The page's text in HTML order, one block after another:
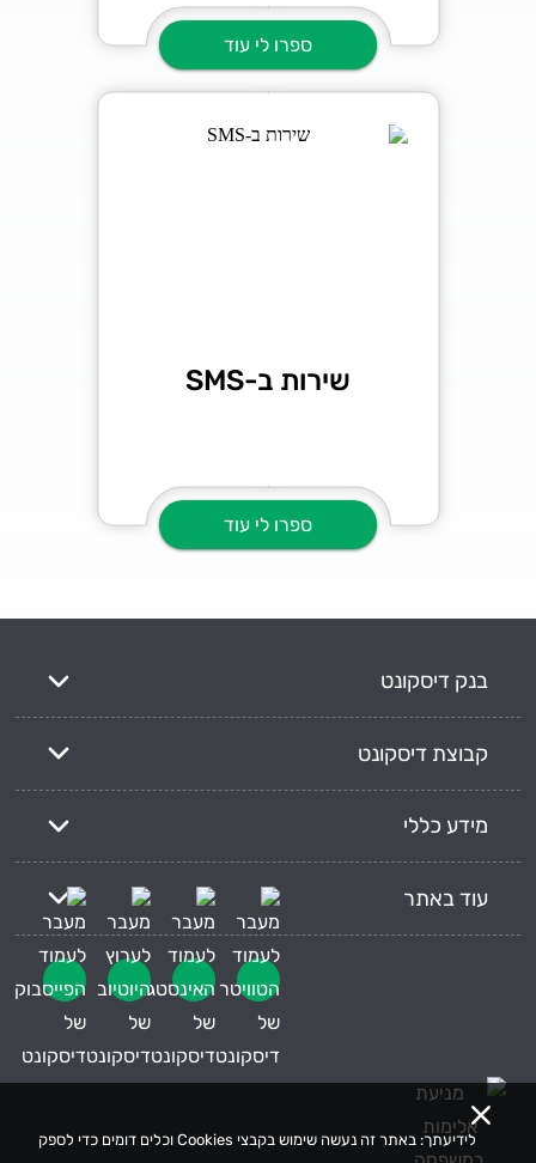
לידיעתך: באתר זה נעשה שימוש בקבצי Cookies וכלים דומים כדי לספק
ספרו לי עוד
שירות ב-SMS
ספרו לי עוד
בנק דיסקונט
קבוצת דיסקונט
מידע כללי
עוד באתר